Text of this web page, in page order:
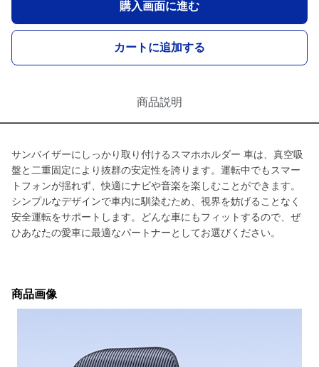
購入画面に進む
カートに追加する
商品説明
サンバイザーにしっかり取り付けるスマホホルダー 車は、真空吸
盤と二重固定により抜群の安定性を誇ります。運転中でもスマー
トフォンが揺れず、快適にナビや音楽を楽しむことができます。
シンプルなデザインで車内に馴染むため、視界を妨げることなく
安全運転をサポートします。どんな車にもフィットするので、ぜ
ひあなたの愛車に最適なパートナーとしてお選びください。
商品画像